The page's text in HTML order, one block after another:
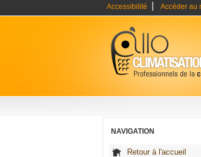
Accessibilité Accéder au
NAVIGATION
Retour à l'accueil